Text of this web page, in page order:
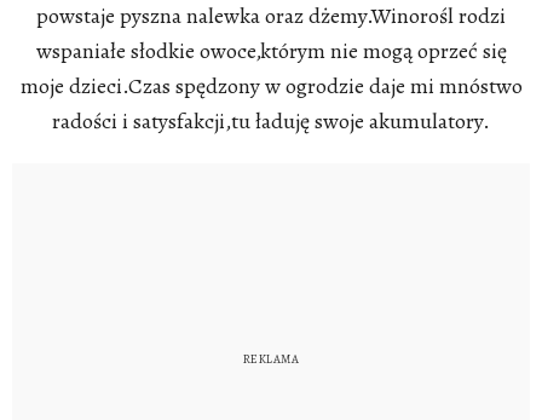
powstaje pyszna nalewka oraz dżemy.Winorośl rodzi
wspaniałe słodkie owoce,którym nie mogą oprzeć się
moje dzieci.Czas spędzony w ogrodzie daje mi mnóstwo
radości i satysfakcji,tu ładuję swoje akumulatory.